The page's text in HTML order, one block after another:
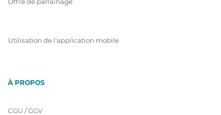
Utilisation de l'application mobile
À PROPOS
CGU / GGV